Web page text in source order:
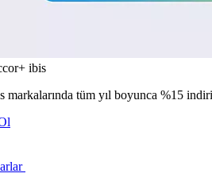
ibis
markalarında tüm yıl boyunca %15